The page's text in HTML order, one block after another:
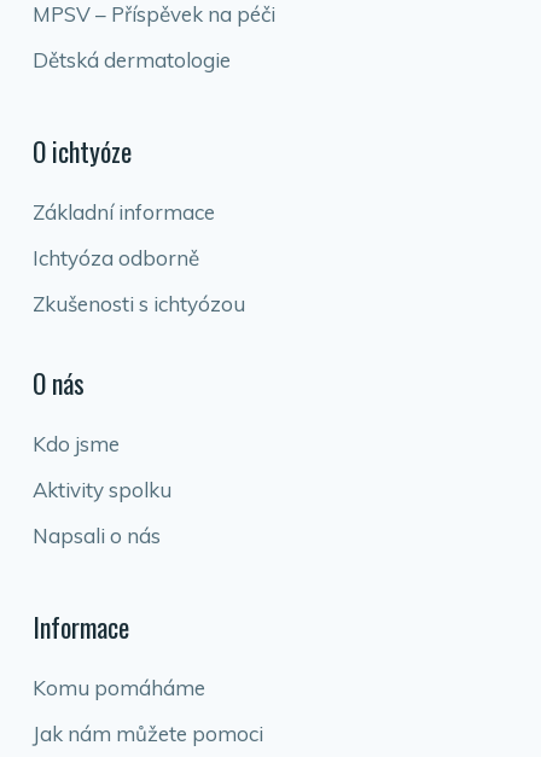
MPSV – Příspěvek na péči
Dětská dermatologie
O ichtyóze
Základní informace
Ichtyóza odborně
Zkušenosti s ichtyózou
O nás
Kdo jsme
Aktivity spolku
Napsali o nás
Informace
Komu pomáháme
Jak nám můžete pomoci